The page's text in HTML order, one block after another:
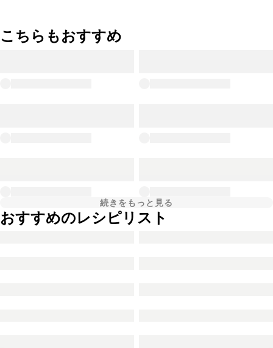
こちらもおすすめ
続きをもっと見る
おすすめのレシピリスト